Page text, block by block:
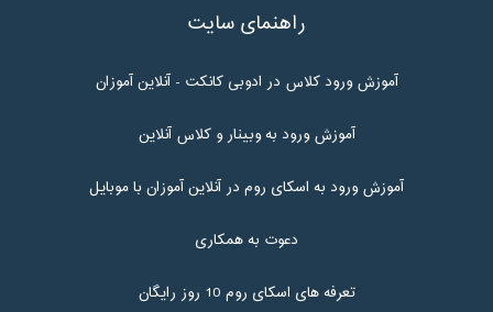
راهنمای سایت
آموزش ورود کلاس در ادوبی کانکت - آنلاین آموزان
آموزش ورود به وبینار و کلاس آنلاین
آموزش ورود به اسکای روم در آنلاین آموزان با موبایل
دعوت به همکاری
تعرفه های اسکای روم 10 روز رایگان